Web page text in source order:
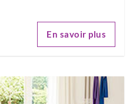
En savoir plus